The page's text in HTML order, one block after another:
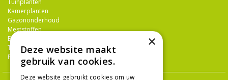
Tuinplanten
Kamerplanten
Gazononderhoud
Meststoffen
Bestrijdingsmiddelen
Tuingereedschap
Potterie
×
Deze website maakt
gebruik van cookies.
Deze website gebruikt cookies om uw